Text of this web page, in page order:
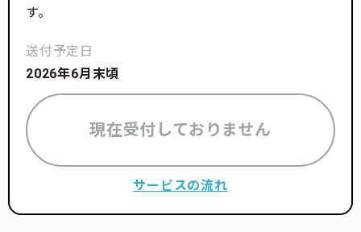
す。
送付予定日
2026年6月末頃
現在受付しておりません
サービスの流れ